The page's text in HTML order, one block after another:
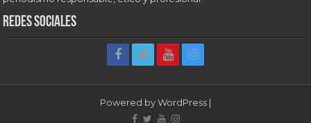
Redes sociales
Powered byWordPress |